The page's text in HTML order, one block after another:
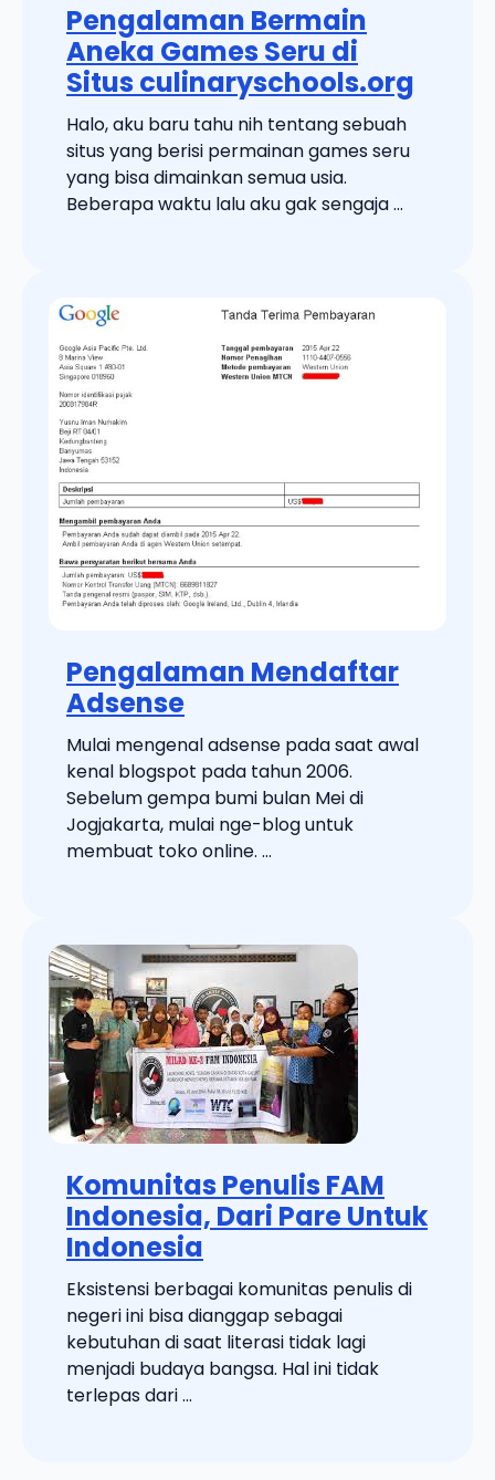
Pengalaman Bermain
Aneka Games Seru di
Situs culinaryschools.org
Halo, aku baru tahu nih tentang sebuah
situs yang berisi permainan games seru
yang bisa dimainkan semua usia.
Beberapa waktu lalu aku gak sengaja ...
Pengalaman Mendaftar
Adsense
Mulai mengenal adsense pada saat awal
kenal blogspot pada tahun 2006.
Sebelum gempa bumi bulan Mei di
Jogjakarta, mulai nge-blog untuk
membuat toko online. ...
Komunitas Penulis FAM
Indonesia, Dari Pare Untuk
Indonesia
Eksistensi berbagai komunitas penulis di
negeri ini bisa dianggap sebagai
kebutuhan di saat literasi tidak lagi
menjadi budaya bangsa. Hal ini tidak
terlepas dari ...